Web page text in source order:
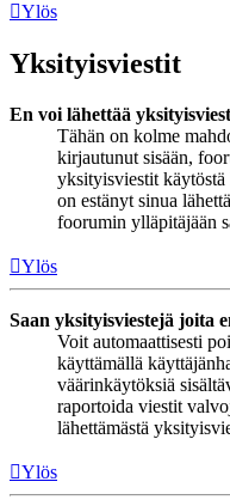
Ylös
Yksityisviestit
En voi lähettää
Tähän on kolme
kirjautunut sisään,
yksityisviestit
on estänyt sinua
foorumin ylläpitäjään
Ylös
Saan yksityisviestejä joita
Voit automaattisesti
käyttämällä
väärinkäytöksiä
raportoida viestit
lähettämästä
Ylös